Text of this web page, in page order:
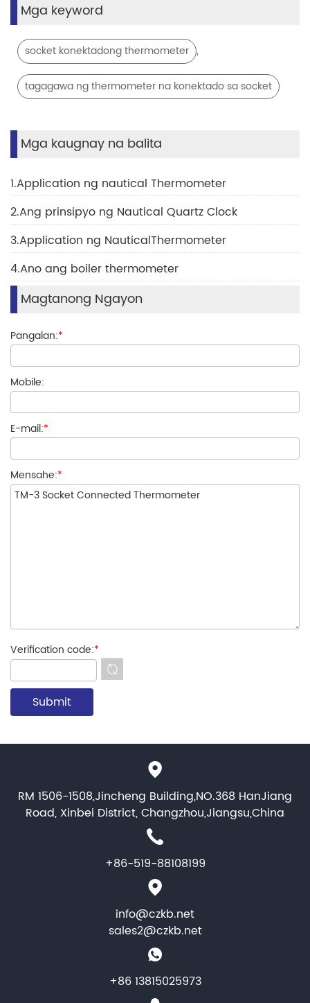
Mga keyword
socket konektadong thermometer ,
tagagawa ng thermometer na konektado sa socket
Mga kaugnay na balita
1.Application ng nautical Thermometer
2.Ang prinsipyo ng Nautical Quartz Clock
3.Application ng NauticalThermometer
4.Ano ang boiler thermometer
Magtanong Ngayon
Pangalan:*
Mobile:
E-mail:*
Mensahe:*
Verification code:*
RM 1506-1508,Jincheng Building,NO.368 HanJiang
Road, Xinbei District, Changzhou,Jiangsu,China
+86-519-88108199
info@czkb.net
sales2@czkb.net
+86 13815025973